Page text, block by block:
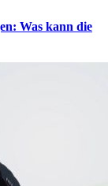
Was kann die